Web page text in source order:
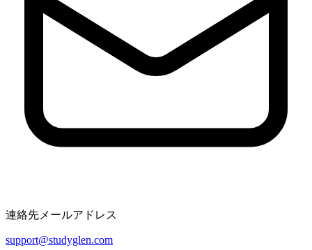
連絡先メールアドレス
support@studyglen.com